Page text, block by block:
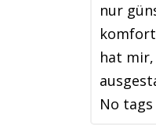
nur
hat mir,
No